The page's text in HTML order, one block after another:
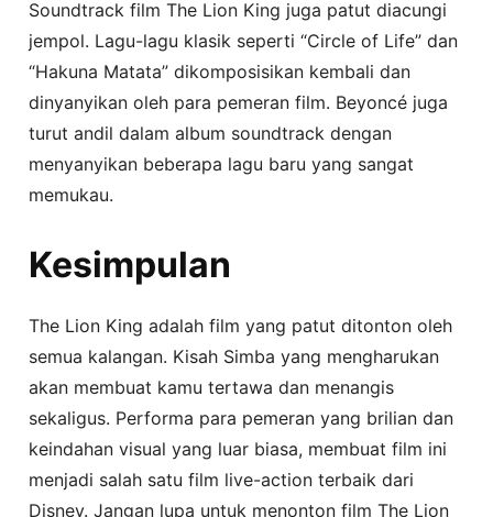
Soundtrack film The Lion King juga patut diacungi
jempol. Lagu-lagu klasik seperti “Circle of Life” dan
“Hakuna Matata” dikomposisikan kembali dan
dinyanyikan oleh para pemeran film. Beyoncé juga
turut andil dalam album soundtrack dengan
menyanyikan beberapa lagu baru yang sangat
memukau.
Kesimpulan
The Lion King adalah film yang patut ditonton oleh
semua kalangan. Kisah Simba yang mengharukan
akan membuat kamu tertawa dan menangis
sekaligus. Performa para pemeran yang brilian dan
keindahan visual yang luar biasa, membuat film ini
menjadi salah satu film live-action terbaik dari
Disney. Jangan lupa untuk menonton film The Lion